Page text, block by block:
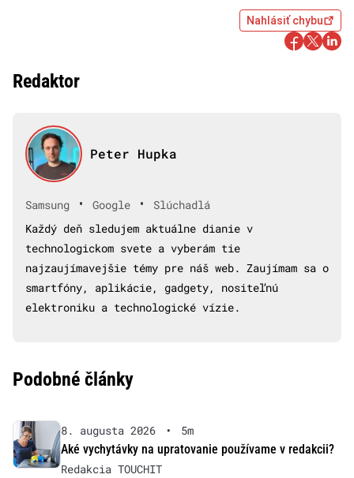
Nahlásiť chybu
Redaktor
Peter Hupka
Samsung • Google •
Slúchadlá
Každý deň sledujem aktuálne dianie v
technologickom svete a vyberám tie
najzaujímavejšie témy pre náš web. Zaujímam sa o
smartfóny, aplikácie, gadgety, nositeľnú
elektroniku a technologické vízie.
Podobné články
8. augusta 2026 •
5m
Aké vychytávky na upratovanie používame v redakcii?
Redakcia TOUCHIT